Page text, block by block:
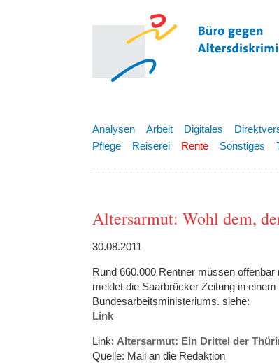
Analysen Arbeit Digitales
Pflege
Reiserei Rente Sonstiges
Altersarmut: Wohl dem,
30.08.2011
Rund 660.000 Rentner müssen
meldet die Saarbrücker Zeitung in
Bundesarbeitsministeriums. siehe:
Link
Link: Altersarmut: Ein Drittel der
Quelle: Mail an die Redaktion